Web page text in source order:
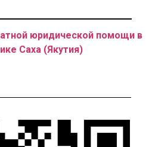
юридической помощи в
Саха (Якутия)